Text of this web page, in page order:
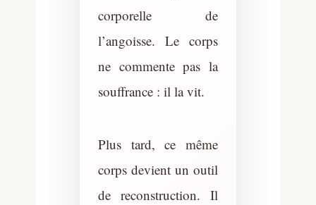
corporelle de
l’angoisse. Le corps
ne commente pas la
souffrance : il la vit.
Plus tard, ce même
corps devient un outil
de reconstruction. Il